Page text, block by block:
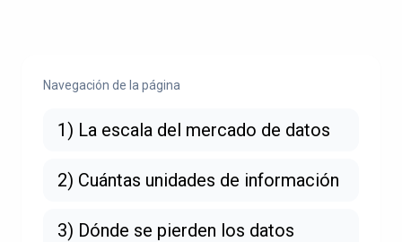
Navegación de la página
1) La escala del mercado de datos
2) Cuántas unidades de información
3) Dónde se pierden los datos